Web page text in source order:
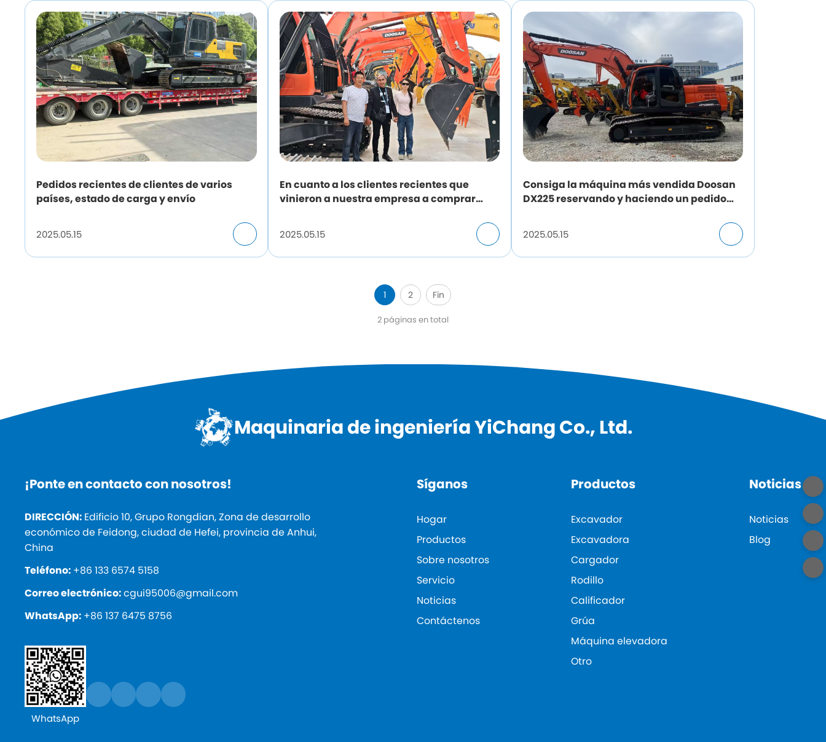
Pedidos recientes de clientes de varios
países, estado de carga y envío
2025.05.15
En cuanto a los clientes recientes que
vinieron a nuestra empresa a comprar
amistad es lo primero, la cooperación de
beneficio mutuo.
2025.05.15
Consiga la máquina más vendida Doosan
DX225 reservando y haciendo un pedido
2025.05.15
1 2 Fin
2 páginas en total
Maquinaria de ingeniería YiChang Co., Ltd.
¡Ponte en contacto con nosotros!
DIRECCIÓN: Edificio 10, Grupo Rongdian, Zona de desarrollo
económico de Feidong, ciudad de Hefei, provincia de Anhui,
China
Teléfono: +86 133 6574 5158
Correo electrónico:cgui95006@gmail.com
WhatsApp: +86 137 6475 8756
WhatsApp
Síganos
Hogar
Productos
Sobre nosotros
Servicio
Noticias
Contáctenos
Productos
Excavador
Excavadora
Cargador
Rodillo
Calificador
Grúa
Máquina elevadora
Otro
Noticias
Noticias
Blog